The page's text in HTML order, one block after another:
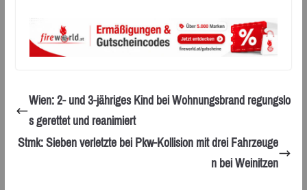
Wien: 2- und 3-jähriges Kind bei Wohnungsbrand regungslo
s gerettet und reanimiert
Stmk: Sieben verletzte bei Pkw-Kollision mit drei Fahrzeuge
n bei Weinitzen